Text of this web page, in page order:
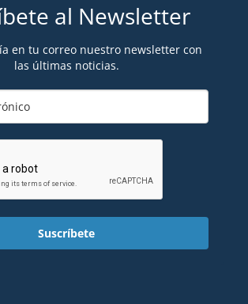
al Newsletter
en tu correo nuestro newsletter con
las últimas noticias.
Suscríbete